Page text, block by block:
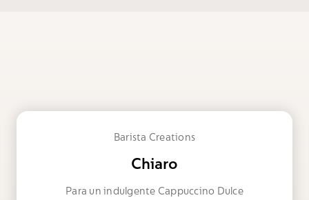
Barista Creations
Chiaro
Para un indulgente Cappuccino Dulce